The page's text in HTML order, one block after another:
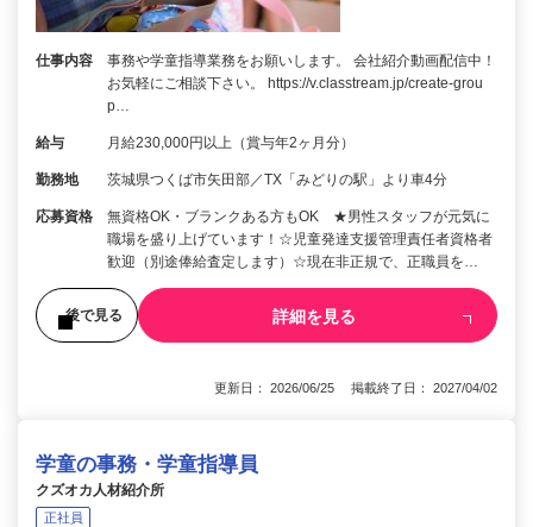
仕事内容
事務や学童指導業務をお願いします。 会社紹介動画配信中！
お気軽にご相談下さい。 https://v.classtream.jp/create-grou
p…
給与 月給230,000円以上（賞与年2ヶ月分）
勤務地 茨城県つくば市矢田部／TX「みどりの駅」より車4分
応募資格
無資格OK・ブランクある方もOK ★男性スタッフが元気に
職場を盛り上げています！☆児童発達支援管理責任者資格者
歓迎（別途俸給査定します）☆現在非正規で、正職員を…
後で見る 詳細を見る
更新日： 2026/06/25 掲載終了日： 2027/04/02
学童の事務・学童指導員
クズオカ人材紹介所
正社員